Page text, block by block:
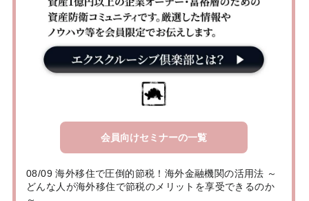
会員向けセミナーの一覧
08/09 海外移住で圧倒的節税！海外金融機関の活用法 ～
どんな人が海外移住で節税のメリットを享受できるのか